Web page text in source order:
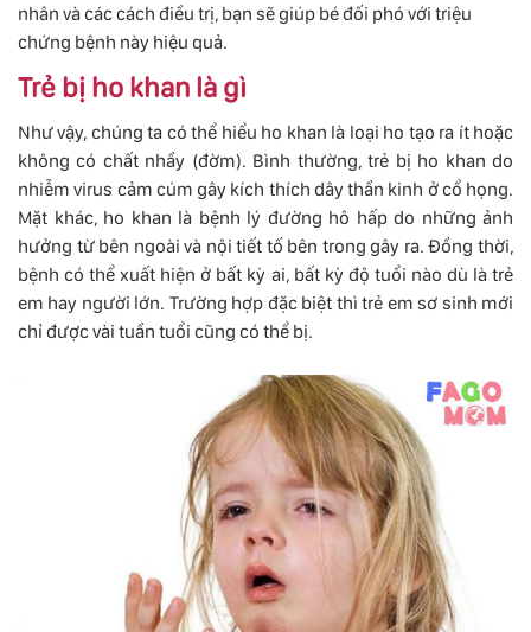
nhân và các cách điều trị, bạn sẽ giúp bé đối phó với triệu
chứng bệnh này hiệu quả.
Trẻ bị ho khan là gì
Như vậy, chúng ta có thể hiểu ho khan là loại ho tạo ra ít hoặc
không có chất nhầy (đờm). Bình thường, trẻ bị ho khan do
nhiễm virus cảm cúm gây kích thích dây thần kinh ở cổ họng.
Mặt khác, ho khan là bệnh lý đường hô hấp do những ảnh
hưởng từ bên ngoài và nội tiết tố bên trong gây ra. Đồng thời,
bệnh có thể xuất hiện ở bất kỳ ai, bất kỳ độ tuổi nào dù là trẻ
em hay người lớn. Trường hợp đặc biệt thì trẻ em sơ sinh mới
chỉ được vài tuần tuổi cũng có thể bị.